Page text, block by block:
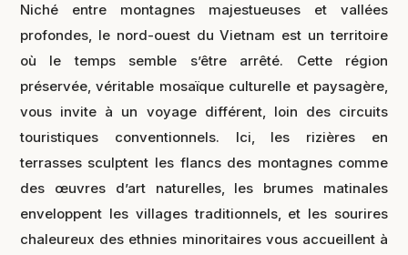
Niché entre montagnes majestueuses et vallées
profondes, le nord-ouest du Vietnam est un territoire
où le temps semble s’être arrêté. Cette région
préservée, véritable mosaïque culturelle et paysagère,
vous invite à un voyage différent, loin des circuits
touristiques conventionnels. Ici, les rizières en
terrasses sculptent les flancs des montagnes comme
des œuvres d’art naturelles, les brumes matinales
enveloppent les villages traditionnels, et les sourires
chaleureux des ethnies minoritaires vous accueillent à